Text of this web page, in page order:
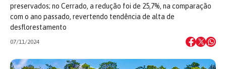
preservados; no Cerrado, a redução foi de 25,7%, na comparação
com o ano passado, revertendo tendência de alta de
desflorestamento
07/11/2024